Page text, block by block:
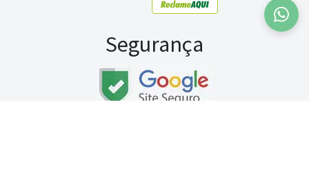
Segurança